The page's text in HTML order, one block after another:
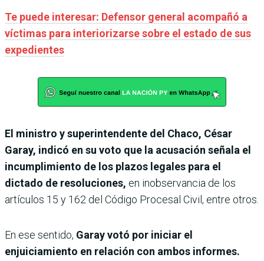
Te puede interesar: Defensor general acompañó a
víctimas para interiorizarse sobre el estado de sus
expedientes
El ministro y superintendente del Chaco, César
Garay, indicó en su voto que la acusación señala el
incumplimiento de los plazos legales para el
dictado de resoluciones, en inobservancia de los
artículos 15 y 162 del Código Procesal Civil, entre otros.
En ese sentido, Garay votó por iniciar el
enjuiciamiento en relación con ambos informes.